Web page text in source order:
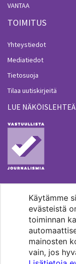
Käytämme
evästeistä
toiminnan
mainosten
vain, jos
VANTAA
TOIMITUS
Yhteystiedot
Mediatiedot
Tietosuoja
Tilaa uutiskirjeitä
LUE NÄKÖISLEHTEÄ